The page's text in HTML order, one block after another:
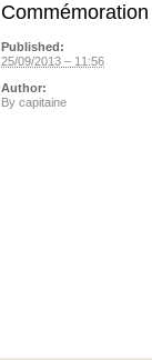
Published:
25/09/2013 – 11:56
Author:
By capitaine